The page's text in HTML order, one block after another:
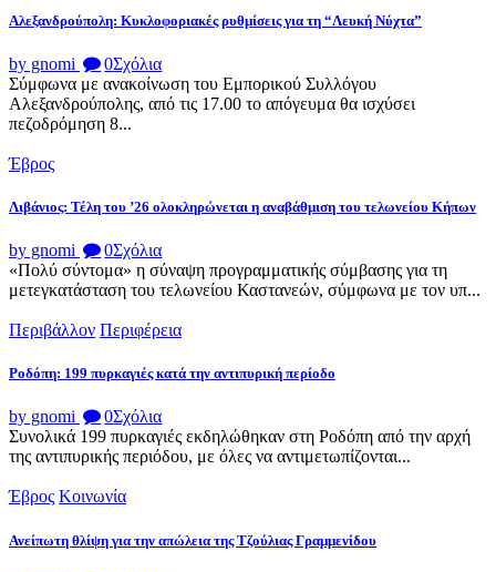
Αλεξανδρούπολη: Κυκλοφοριακές ρυθμίσεις για τη “Λευκή Νύχτα”
by gnomi 0Σχόλια
Σύμφωνα με ανακοίνωση του Εμπορικού Συλλόγου
Αλεξανδρούπολης, από τις 17.00 το απόγευμα θα ισχύσει
πεζοδρόμηση 8...
Έβρος
Λιβάνιος: Τέλη του ’26 ολοκληρώνεται η αναβάθμιση του τελωνείου Κήπων
by gnomi 0Σχόλια
«Πολύ σύντομα» η σύναψη προγραμματικής σύμβασης για τη
μετεγκατάσταση του τελωνείου Καστανεών, σύμφωνα με τον υπ...
Περιβάλλον Περιφέρεια
Ροδόπη: 199 πυρκαγιές κατά την αντιπυρική περίοδο
by gnomi 0Σχόλια
Συνολικά 199 πυρκαγιές εκδηλώθηκαν στη Ροδόπη από την αρχή
της αντιπυρικής περιόδου, με όλες να αντιμετωπίζονται...
Έβρος Κοινωνία
Ανείπωτη θλίψη για την απώλεια της Τζούλιας Γραμμενίδου